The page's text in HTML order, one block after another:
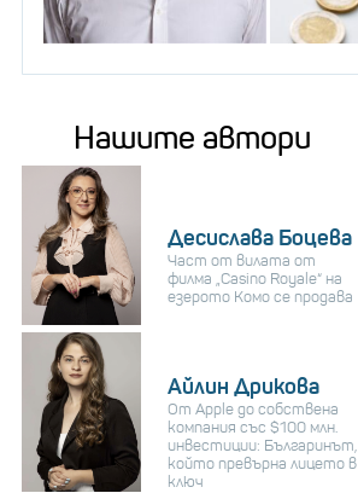
Нашите автори
Десислава Боцева
Част от вилата от
филма „Casino Royale“ на
езерото Комо се продава
Айлин Дрикова
От Apple до собствена
компания със $100 млн.
инвестиции: Българинът,
който превърна лицето в
ключ